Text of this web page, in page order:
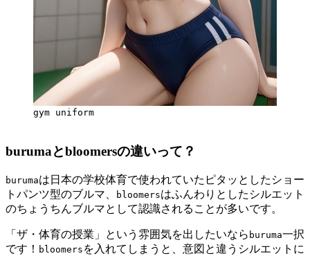
gym uniform
burumaとbloomersの違いって？
burumaは日本の学校体育で使われていたピタッとしたショー
トパンツ型のブルマ、
bloomersはふんわりとしたシルエット
のちょうちんブルマとして認識されることが多いです。
「ザ・体育の授業」という雰囲気を出したいなら buruma一択
です！ bloomers を入れてしまうと、意図と違うシルエットに